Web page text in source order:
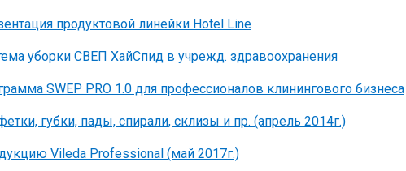
продуктовой линейки Hotel Line
уборки СВЕП ХайСпид в учрежд. здравоохранения
SWEP PRO 1.0 для профессионалов клинингового бизнеса
губки, пады, спирали, склизы и пр. (апрель 2014г.)
Vileda Professional (май 2017г.)